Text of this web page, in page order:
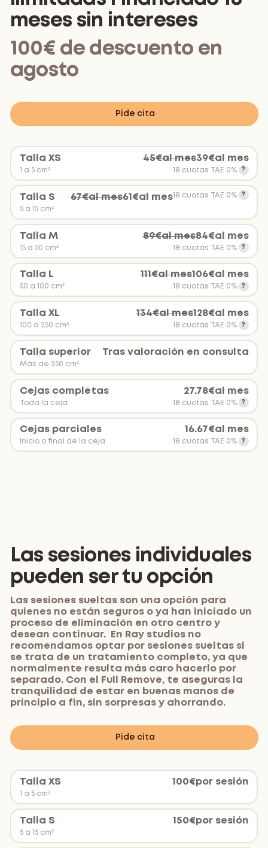
meses sin intereses
100€ de descuento en
agosto
Pide cita
Talla XS
1 a 5 cm²
45€al mes39€al mes
18 cuotas TAE 0%
Talla S
5 a 15 cm²
67€al mes61 €al mes18 cuotas TAE 0%
Talla M
15 a 50 cm²
89€al mes84€al mes
18 cuotas TAE 0%
Talla L
50 a 100 cm²
111€al mes106€al mes
18 cuotas TAE 0%
Talla XL
100 a 250 cm²
134€al mes128€al mes
18 cuotas TAE 0%
Talla superior
Más de 250 cm²
Tras valoración en consulta
Cejas completas
Toda la ceja
27.78€al mes
18 cuotas TAE 0%
Cejas parciales
Inicio o final de la ceja
16.67€al mes
18 cuotas TAE 0%
Las sesiones individuales
pueden ser tu opción
Las sesiones sueltas son una opción para
quienes no están seguros o ya han iniciado un
proceso de eliminación en otro centro y
desean continuar. En Ray studios no
recomendamos optar por sesiones sueltas si
se trata de un tratamiento completo, ya que
normalmente resulta más caro hacerlo por
separado. Con el Full Remove, te aseguras la
tranquilidad de estar en buenas manos de
principio a fin, sin sorpresas y ahorrando.
Pide cita
Talla XS
1 a 5 cm²
100€por sesión
Talla S
5 a 15 cm²
150€por sesión